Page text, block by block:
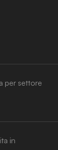
per settore
in